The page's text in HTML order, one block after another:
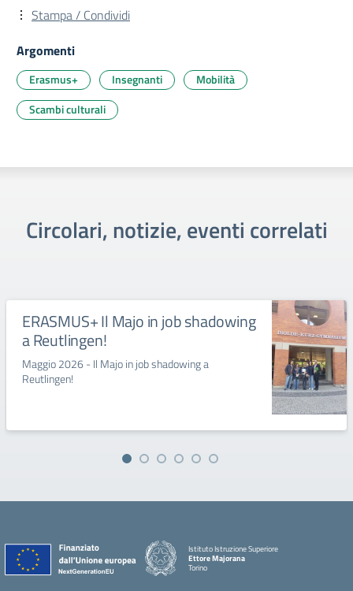
Stampa / Condividi
Argomenti
Erasmus+ Insegnanti
Mobilità
Scambi culturali
Circolari, notizie, eventi correlati
ERASMUS+ Il Majo in job shadowing
a Reutlingen!
Maggio 2026 - Il Majo in job shadowing a
Reutlingen!
Istituto Istruzione Superiore
Ettore Majorana
Torino